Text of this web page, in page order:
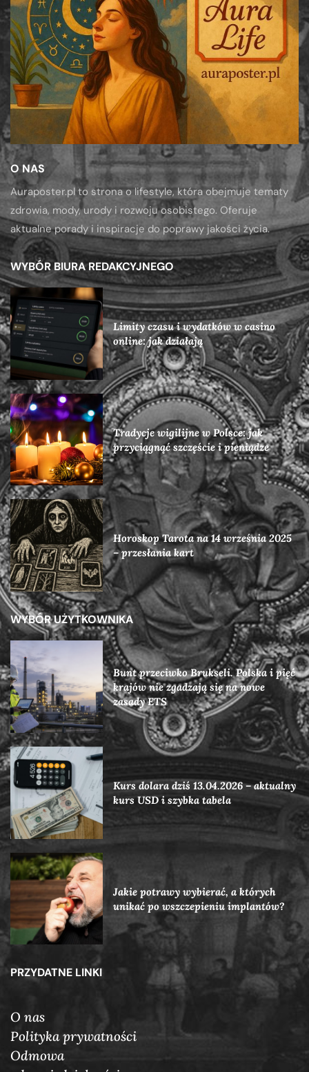
O NAS
Auraposter.pl to strona o lifestyle, która obejmuje tematy
zdrowia, mody, urody i rozwoju osobistego. Oferuje
aktualne porady i inspiracje do poprawy jakości życia.
WYBÓR BIURA REDAKCYJNEGO
Limity czasu i wydatków w casino
online: jak działają
Tradycje wigilijne w Polsce: jak
przyciągnąć szczęście i pieniądze
Horoskop Tarota na 14 września 2025
– przesłania kart
WYBÓR UŻYTKOWNIKA
Bunt przeciwko Brukseli. Polska i pięć
krajów nie zgadzają się na nowe
zasady ETS
Kurs dolara dziś 13.04.2026 – aktualny
kurs USD i szybka tabela
Jakie potrawy wybierać, a których
unikać po wszczepieniu implantów?
PRZYDATNE LINKI
O nas
Polityka prywatności
Odmowa